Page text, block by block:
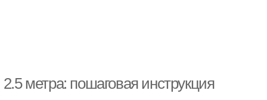
метра: пошаговая инструкция